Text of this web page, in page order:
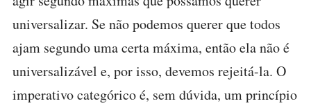
universalizar. Se não podemos querer que todos
ajam segundo uma certa máxima, então ela não é
universalizável e, por isso, devemos rejeitá-la. O
imperativo categórico é, sem dúvida, um princípio